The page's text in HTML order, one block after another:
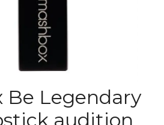
Be Legendary
audition